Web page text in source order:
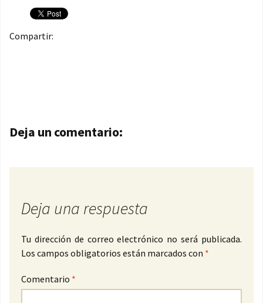
Compartir:
Navegación de entradas
Deja un comentario:
Deja una respuesta
Tu dirección de correo electrónico no será publicada.
Los campos obligatorios están marcados con *
Comentario *